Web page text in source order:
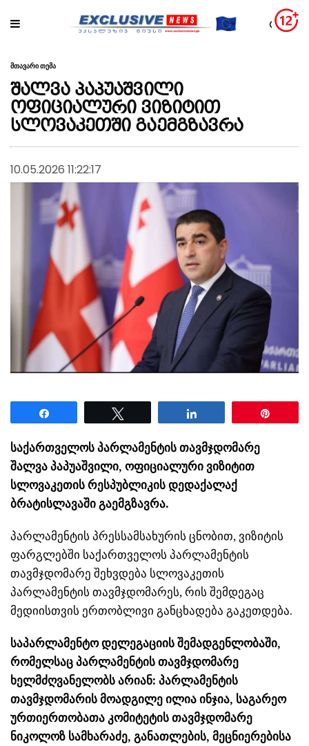
მთავარი თემა
შალვა პაპუაშვილი
ოფიციალური ვიზიტით
სლოვაკეთში გაემგზავრა
10.05.2026 11:22:17
საქართველოს პარლამენტის თავმჯდომარე
შალვა პაპუაშვილი, ოფიციალური ვიზიტით
სლოვაკეთის რესპუბლიკის დედაქალაქ
ბრატისლავაში გაემგზავრა.
პარლამენტის პრესსამსახურის ცნობით, ვიზიტის
ფარგლებში საქართველოს პარლამენტის
თავმჯდომარე შეხვდება სლოვაკეთის
პარლამენტის თავმჯდომარეს, რის შემდეგაც
მედიისთვის ერთობლივი განცხადება გაკეთდება.
საპარლამენტო დელეგაციის შემადგენლობაში,
რომელსაც პარლამენტის თავმჯდომარე
ხელმძღვანელობს არიან: პარლამენტის
თავმჯდომარის მოადგილე ილია ინჯია, საგარეო
ურთიერთობათა კომიტეტის თავმჯდომარე
ნიკოლოზ სამხარაძე, განათლების, მეცნიერებისა